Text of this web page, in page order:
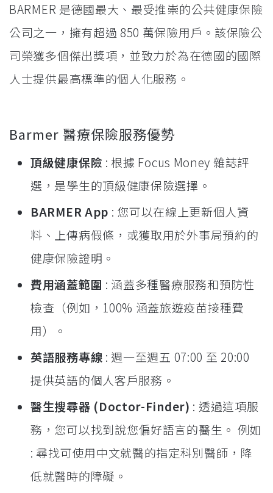
BARMER 是德國最大、最受推崇的公共健康保險
公司之一，擁有超過 850 萬保險用戶。該保險公
司榮獲多個傑出獎項，並致力於為在德國的國際
人士提供最高標準的個人化服務。
Barmer 醫療保險服務優勢
頂級健康保險 : 根據 Focus Money 雜誌評
選，是學生的頂級健康保險選擇。
BARMER App : 您可以在線上更新個人資
料、上傳病假條，或獲取用於外事局預約的
健康保險證明。
費用涵蓋範圍 : 涵蓋多種醫療服務和預防性
檢查（例如，100% 涵蓋旅遊疫苗接種費
用）。
英語服務專線 : 週一至週五 07:00 至 20:00
提供英語的個人客戶服務。
醫生搜尋器 (Doctor-Finder) : 透過這項服
務，您可以找到說您偏好語言的醫生。 例如
: 尋找可使用中文就醫的指定科別醫師，降
低就醫時的障礙。